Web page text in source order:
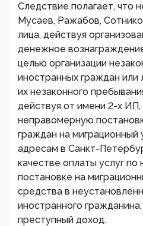
Следствие полагает, что
Мусаев, Ражабов,
лица, действуя
денежное
целью организации
иностранных граждан или
их незаконного
действуя от имени 2-х ИП,
неправомерную
граждан на миграционный
адресам в Санкт-
качестве оплаты услуг по
постановке на
средства в
иностранного
преступный доход.